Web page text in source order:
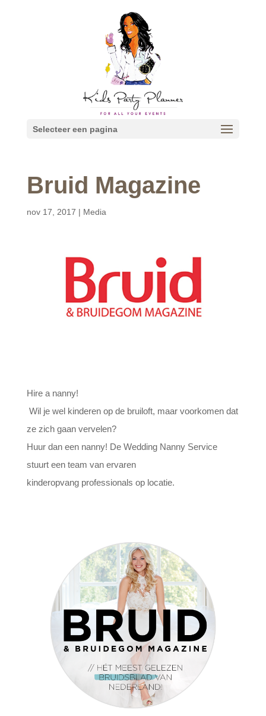
Selecteer een pagina
Bruid Magazine
nov 17, 2017 | Media
Hire a nanny!
Wil je wel kinderen op de bruiloft, maar voorkomen dat
ze zich gaan vervelen?
Huur dan een nanny! De Wedding Nanny Service
stuurt een team van ervaren
kinderopvang professionals op locatie.